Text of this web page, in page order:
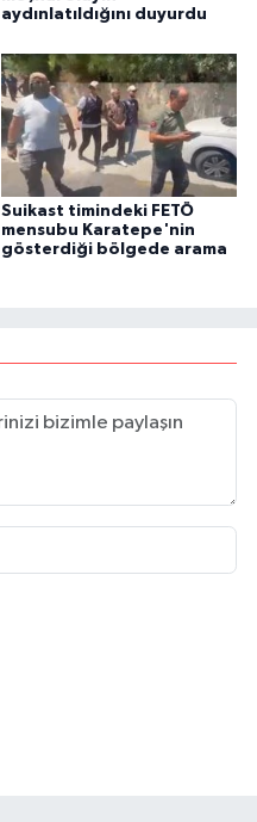
aydınlatıldığını duyurdu
Suikast timindeki FETÖ
mensubu Karatepe'nin
gösterdiği bölgede arama